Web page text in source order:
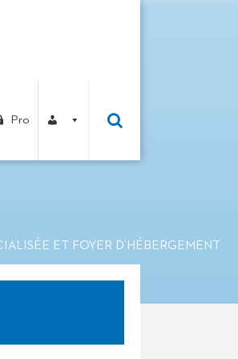
Pro
ET FOYER D’HÉBERGEMENT